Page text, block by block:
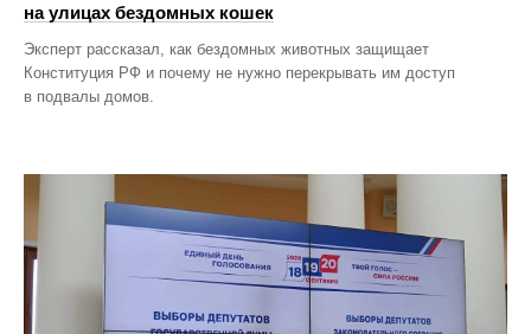
на улицах бездомных кошек
Эксперт рассказал, как бездомных животных защищает
Конституция РФ и почему не нужно перекрывать им доступ
в подвалы домов.